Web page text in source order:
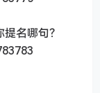
名哪句？